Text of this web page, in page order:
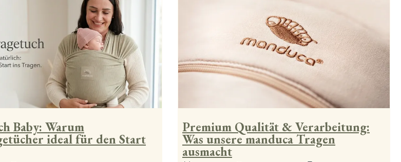
Baby: Warum
ideal für den Start
Premium Qualität & Verarbeitung:
Was unsere manduca Tragen
ausmacht